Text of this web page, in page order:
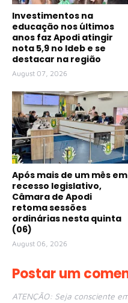
Investimentos na
educação nos últimos
anos faz Apodi atingir
nota 5,9 no Ideb e se
destacar na região
August 07, 2026
Após mais de um mês em
recesso legislativo,
Câmara de Apodi
retoma sessões
ordinárias nesta quinta
(06)
August 06, 2026
Postar um
ATENÇÃO: Seja consciente